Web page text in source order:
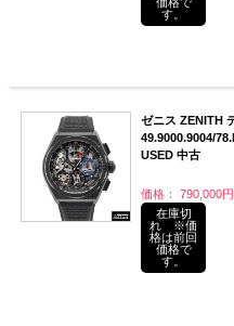
す。
ゼニス ZENITH
49.9000.9004/
USED 中古
価格： 790,000
在庫切
れ ※価
格は前回
価格で
す。